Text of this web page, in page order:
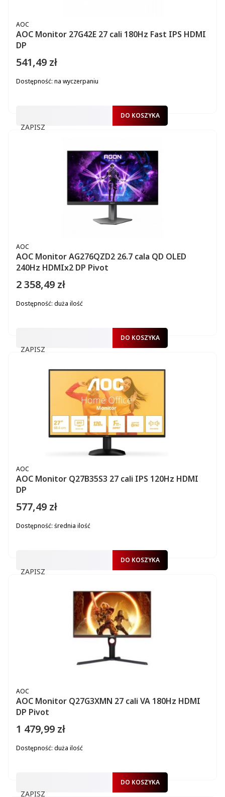
AOC Monitor 27G42E 27 cali 180Hz Fast IPS HDMI
DP
PRODUCENT
AOC
Cena
541,49 zł
Dostępność: na wyczerpaniu
ZAPISZ
DO KOSZYKA
AOC Monitor AG276QZD2 26.7 cala QD OLED
240Hz HDMIx2 DP Pivot
PRODUCENT
AOC
Cena
2 358,49 zł
Dostępność: duża ilość
ZAPISZ
DO KOSZYKA
AOC Monitor Q27B35S3 27 cali IPS 120Hz HDMI
DP
PRODUCENT
AOC
Cena
577,49 zł
Dostępność: średnia ilość
ZAPISZ
DO KOSZYKA
AOC Monitor Q27G3XMN 27 cali VA 180Hz HDMI
DP Pivot
PRODUCENT
AOC
Cena
1 479,99 zł
Dostępność: duża ilość
ZAPISZ
DO KOSZYKA